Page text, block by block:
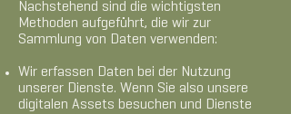
Nachstehend sind die wichtigsten
Methoden aufgeführt, die wir zur
Sammlung von Daten verwenden:
Wir erfassen Daten bei der Nutzung
unserer Dienste. Wenn Sie also unsere
digitalen Assets besuchen und Dienste